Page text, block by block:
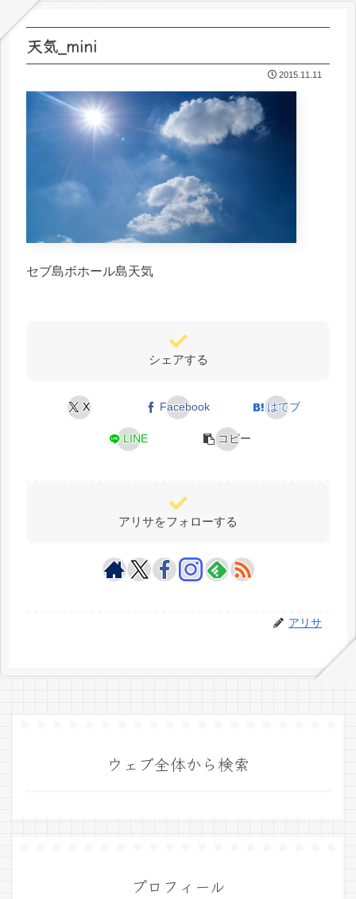
天気_mini
2015.11.11
セブ島ボホール島天気
シェアする
X Facebook はてブ
LINE コピー
アリサをフォローする
アリサ
ウェブ全体から検索
プロフィール